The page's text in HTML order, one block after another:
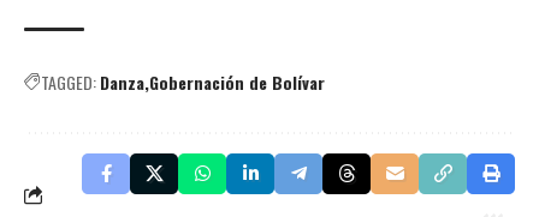
TAGGED:Danza Gobernación de Bolívar